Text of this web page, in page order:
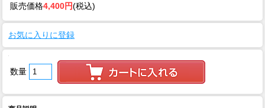
販売価格4,400円(税込)
お気に入りに登録
数量